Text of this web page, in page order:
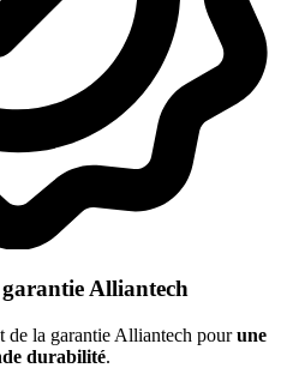
garantie Alliantech
de la garantie Alliantech pourune
durabilité.